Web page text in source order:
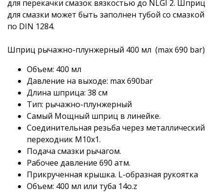
для перекачки смазок вязкостью до NLGI 2. Шприц
для смазки может быть заполнен тубой со смазкой
по DIN 1284.
Шприц рычажно-плунжерный 400 мл (max 690 bar)
Объем: 400 мл
Давление на выходе: max 690bar
Длина шприца: 38 см
Тип: рычажно-плунжерный
Самый Мощный шприц в линейке.
Соединительная резьба через металлический
переходник M10х1.
Подача смазки рычагом.
Рабочее давление 690 атм.
Прикрученная крышка. L-образная рукоятка
Объем: 400 мл или туба 14o.z